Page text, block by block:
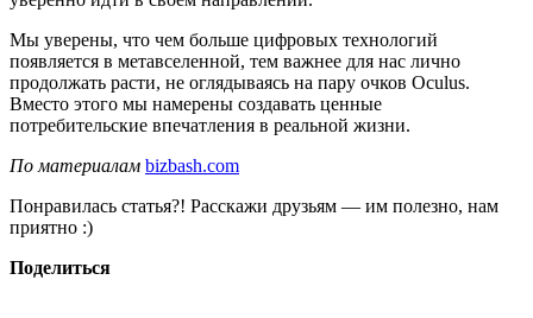
Мы уверены, что чем больше цифровых технологий
появляется в метавселенной, тем важнее для нас лично
продолжать расти, не оглядываясь на пару очков Oculus.
Вместо этого мы намерены создавать ценные
потребительские впечатления в реальной жизни.
По материалам bizbash.com
Понравилась статья?! Расскажи друзьям — им полезно, нам
приятно :)
Поделиться